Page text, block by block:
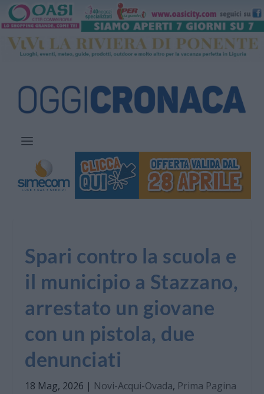
Spari contro la scuola e
il municipio a Stazzano,
arrestato un giovane
con un pistola, due
denunciati
18 Mag, 2026 | Novi-Acqui-Ovada, Prima Pagina